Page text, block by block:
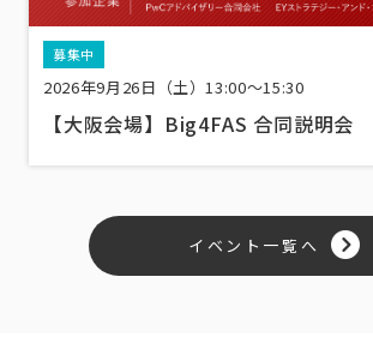
募集中
2026年9月26日（土）13:00〜15:30
【大阪会場】Big4FAS 合同説明会
イベント一覧へ